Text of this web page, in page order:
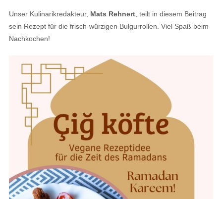
Unser Kulinarikredakteur, Mats Rehnert, teilt in diesem Beitrag
sein Rezept für die frisch-würzigen Bulgurrollen. Viel Spaß beim
Nachkochen!